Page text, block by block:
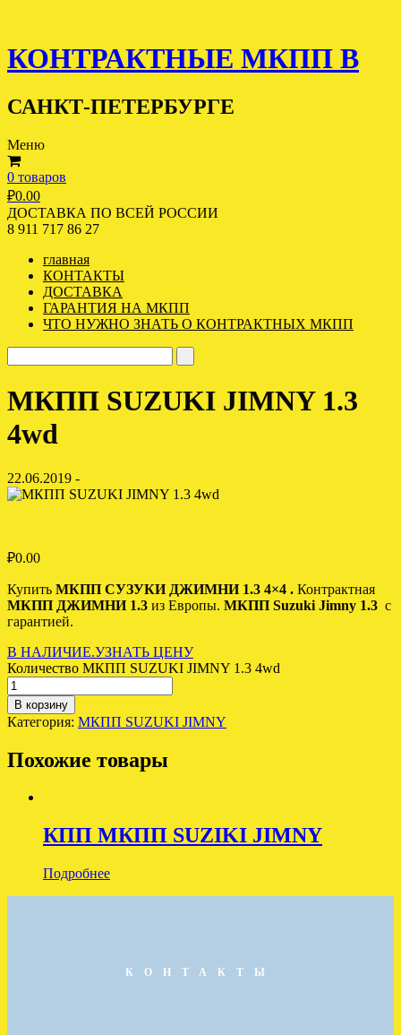
КОНТРАКТНЫЕ МКПП В
САНКТ-ПЕТЕРБУРГЕ
Меню
0 товаров
₽0.00
ДОСТАВКА ПО ВСЕЙ РОССИИ
8 911 717 86 27
главная
КОНТАКТЫ
ДОСТАВКА
ГАРАНТИЯ НА МКПП
ЧТО НУЖНО ЗНАТЬ О КОНТРАКТНЫХ МКПП
МКПП SUZUKI JIMNY 1.3
4wd
22.06.2019 -
₽0.00
Купить МКПП СУЗУКИ ДЖИМНИ 1.3 4×4 . Контрактная
МКПП ДЖИМНИ 1.3 из Европы. МКПП Suzuki Jimny 1.3 с
гарантией.
В НАЛИЧИЕ.УЗНАТЬ ЦЕНУ
Количество МКПП SUZUKI JIMNY 1.3 4wd
В корзину
Категория: МКПП SUZUKI JIMNY
Похожие товары
КПП МКПП SUZIKI JIMNY
Подробнее
КОНТАКТЫ